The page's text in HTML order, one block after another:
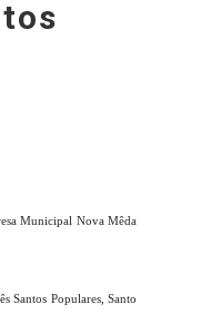
Municipal Nova Mêda
Santos Populares, Santo